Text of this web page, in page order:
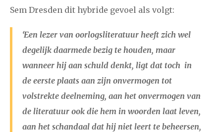
Sem Dresden dit hybride gevoel als volgt:
‘Een lezer van oorlogsliteratuur heeft zich wel
degelijk daarmede bezig te houden, maar
wanneer hij aan schuld denkt, ligt dat toch in
de eerste plaats aan zijn onvermogen tot
volstrekte deelneming, aan het onvermogen van
de literatuur ook die hem in woorden laat leven,
aan het schandaal dat hij niet leert te beheersen,